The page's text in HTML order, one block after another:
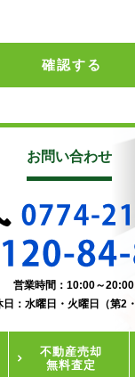
確認する
お問い合わせ
営業時間：10:00～20:00
日：水曜日・火曜日（第2・
不動産売却
無料査定